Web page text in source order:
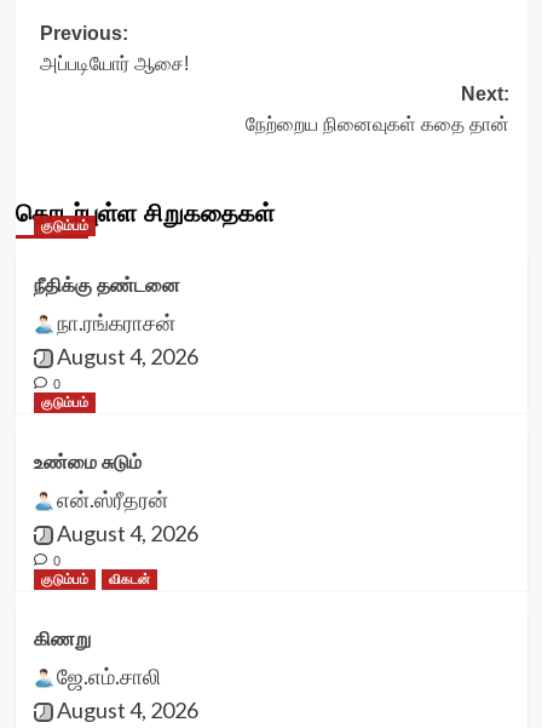
Post
navigation
Previous:
அப்படியோர் ஆசை!
Next:
நேற்றைய நினைவுகள் கதை தான்
தொடர்புள்ள சிறுகதைகள்
குடும்பம்
நீதிக்கு தண்டனை
நா.ரங்கராசன்
August 4, 2026
0
குடும்பம்
உண்மை சுடும்
என்.ஸ்ரீதரன்
August 4, 2026
0
குடும்பம்
விகடன்
கிணறு
ஜே.எம்.சாலி
August 4, 2026